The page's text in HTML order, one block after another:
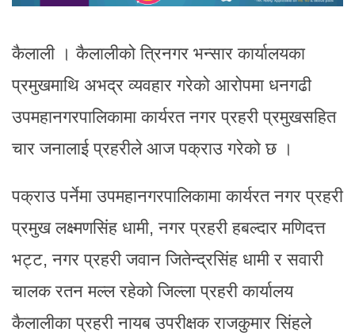
कैलाली । कैलालीको त्रिनगर भन्सार कार्यालयका
प्रमुखमाथि अभद्र व्यवहार गरेको आरोपमा धनगढी
उपमहानगरपालिकामा कार्यरत नगर प्रहरी प्रमुखसहित
चार जनालाई प्रहरीले आज पक्राउ गरेको छ ।
पक्राउ पर्नेमा उपमहानगरपालिकामा कार्यरत नगर प्रहरी
प्रमुख लक्ष्मणसिंह धामी, नगर प्रहरी हबल्दार मणिदत्त
भट्ट, नगर प्रहरी जवान जितेन्द्रसिंह धामी र सवारी
चालक रतन मल्ल रहेको जिल्ला प्रहरी कार्यालय
कैलालीका प्रहरी नायब उपरीक्षक राजकुमार सिंहले